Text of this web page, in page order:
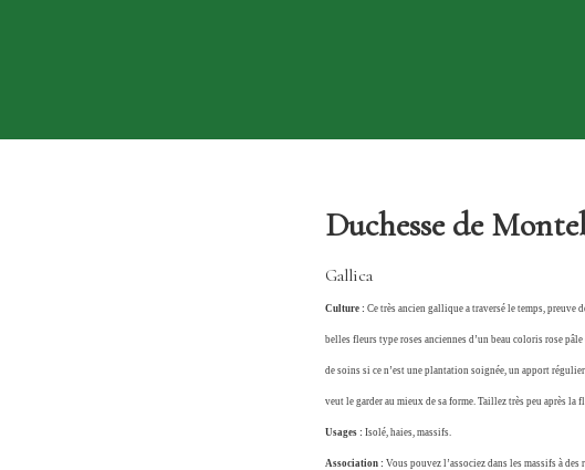
Duchesse de
Gallica
Culture : Ce très ancien gallique a traversé le temps, preuve
belles fleurs type roses anciennes d’un beau coloris rose
de soins si ce n’est une plantation soignée, un apport
veut le garder au mieux de sa forme. Taillez très peu après la
Usages : Isolé, haies, massifs.
Association : Vous pouvez l’associez dans les massifs à